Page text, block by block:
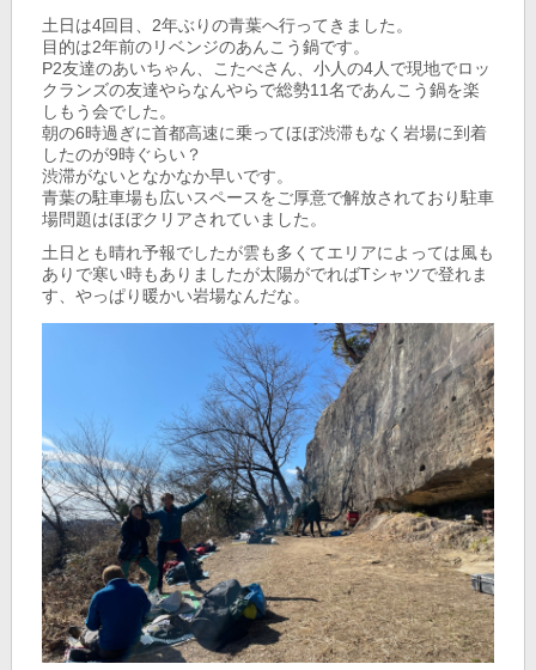
土日は4回目、2年ぶりの青葉へ行ってきました。
目的は2年前のリベンジのあんこう鍋です。
P2友達のあいちゃん、こたべさん、小人の4人で現地でロッ
クランズの友達やらなんやらで総勢11名であんこう鍋を楽
しもう会でした。
朝の6時過ぎに首都高速に乗ってほぼ渋滞もなく岩場に到着
したのが9時ぐらい？
渋滞がないとなかなか早いです。
青葉の駐車場も広いスペースをご厚意で解放されており駐車
場問題はほぼクリアされていました。
土日とも晴れ予報でしたが雲も多くてエリアによっては風も
ありで寒い時もありましたが太陽がでればTシャツで登れま
す、やっぱり暖かい岩場なんだな。